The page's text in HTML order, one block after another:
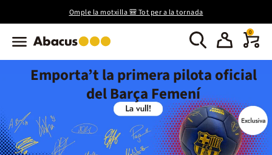
Omple la motxilla 🎒 Tot per a la tornada
0
Emporta’t la primera pilota oficial
del Barça Femení